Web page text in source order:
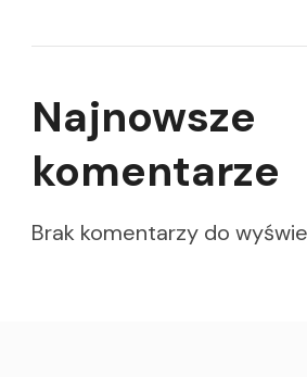
Najnowsze
komentarze
Brak komentarzy do